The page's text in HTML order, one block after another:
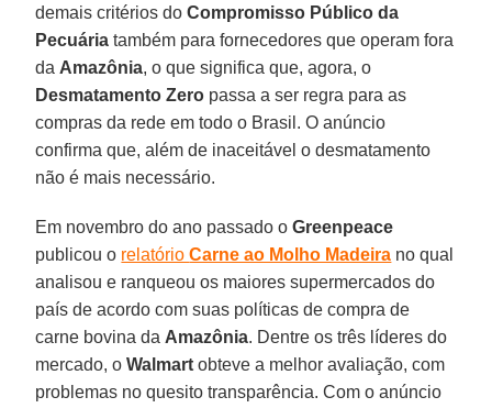
demais critérios doCompromisso Público da
Pecuária também para fornecedores que operam fora
da Amazônia, o que significa que, agora, o
Desmatamento Zero passa a ser regra para as
compras da rede em todo o Brasil. O anúncio
confirma que, além de inaceitável o desmatamento
não é mais necessário.
Em novembro do ano passado oGreenpeace
publicou o relatórioCarne ao Molho Madeira no qual
analisou e ranqueou os maiores supermercados do
país de acordo com suas políticas de compra de
carne bovina da Amazônia. Dentre os três líderes do
mercado, oWalmart obteve a melhor avaliação, com
problemas no quesito transparência. Com o anúncio